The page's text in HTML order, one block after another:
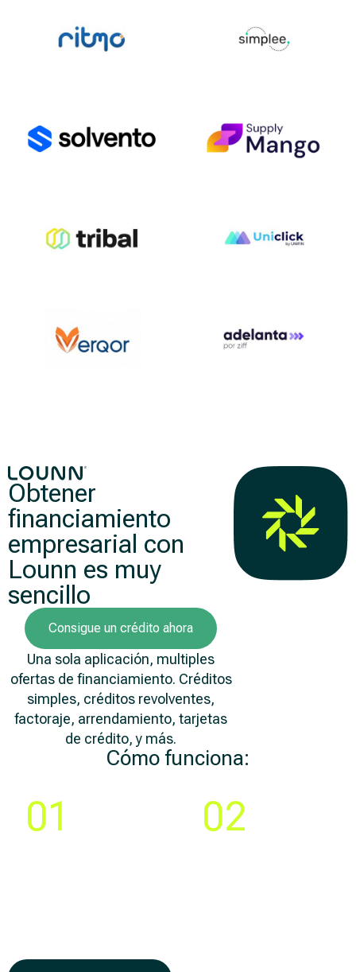
Obtener
financiamiento
empresarial con
Lounn es muy
sencillo
Consigue un crédito ahora
Una sola aplicación, multiples
ofertas de financiamiento. Créditos
simples, créditos revolventes,
factoraje, arrendamiento, tarjetas
de crédito, y más.
Cómo funciona:
01 02